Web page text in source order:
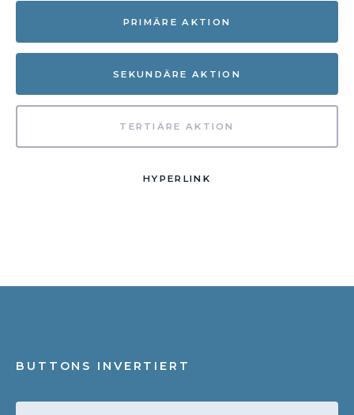
PRIMÄRE AKTION
SEKUNDÄRE AKTION
TERTIÄRE AKTION
HYPERLINK
BUTTONS INVERTIERT